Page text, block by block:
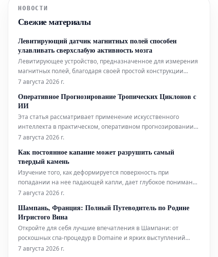
НОВОСТИ
Свежие материалы
Левитирующий датчик магнитных полей способен
улавливать сверхслабую активность мозга
Левитирующее устройство, предназначенное для измерения
магнитных полей, благодаря своей простой конструкции
может составить конкуренцию гораздо более сложным
Помимо этого, новый датчик открывает интригующие
перспективы для применения в таких
7 августа 2026 г.
Оперативное Прогнозирование Тропических Циклонов с
ИИ
Эта статья рассматривает применение искусственного
интеллекта в практическом, оперативном прогнозировании
тропических циклонов. Технологии ИИ используются для
суровых погодных явлений.
7 августа 2026 г.
Как постоянное капание может разрушить самый
твердый камень
Изучение того, как деформируется поверхность при
попадании на нее падающей капли, дает глубокое понимание
эрозионной мощи воды.
7 августа 2026 г.
Шампань, Франция: Полный Путеводитель по Родине
Игристого Вина
Откройте для себя лучшие впечатления в Шампани: от
роскошных спа-процедур в Domaine и ярких выступлений
живого хип-хопа до уникальных дегустаций на речных судах.
7 августа 2026 г.